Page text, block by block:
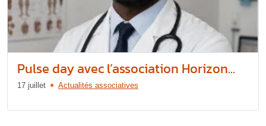
Pulse day avec l’association Horizon...
17 juillet Actualités associatives